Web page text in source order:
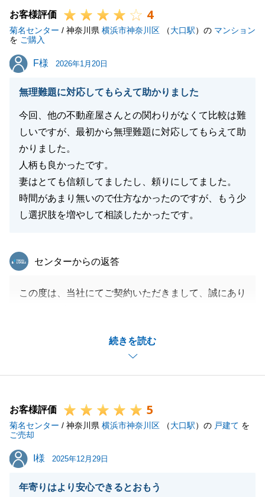
ださい。
引き続きよろしくお願いいたします。
お客様評価 4
菊名センター / 神奈川県 横浜市神奈川区 （大口駅）の マンション
を ご購入
F様
F様 2026年1月20日
無理難題に対応してもらえて助かりました
今回、他の不動産屋さんとの関わりがなくて比較は難
しいですが、最初から無理難題に対応してもらえて助
かりました。
人柄も良かったです。
妻はとても信頼してましたし、頼りにしてました。
時間があまり無いので仕方なかったのですが、もう少
し選択肢を増やして相談したかったです。
続きを読む
東急リバブル
センターからの返答
この度は、当社にてご契約いただきまして、誠にあり
購入していただくことができ、とても嬉しく思ってお
また何かご相談等ございましたら、お気軽にお申し付
す。
お客様評価 5
菊名センター / 神奈川県 横浜市神奈川区 （大口駅）の 戸建て を
ご売却
I様
I様 2025年12月29日
年寄りはより安心できるとおもう